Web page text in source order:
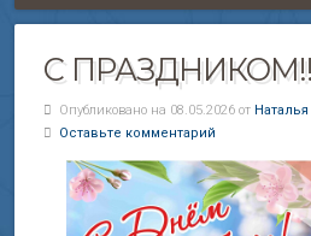
С
Опубликовано на 08.05.2026 от
Оставьте комментарий